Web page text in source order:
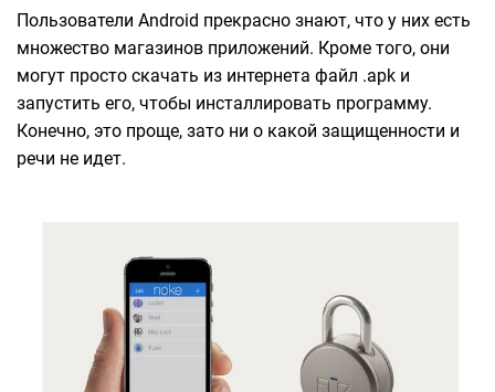
Пользователи Android прекрасно знают, что у них есть
множество магазинов приложений. Кроме того, они
могут просто скачать из интернета файл .apk и
запустить его, чтобы инсталлировать программу.
Конечно, это проще, зато ни о какой защищенности и
речи не идет.